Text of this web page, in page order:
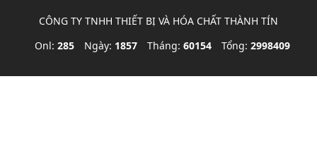
CÔNG TY TNHH THIẾT BỊ VÀ HÓA CHẤT THÀNH TÍN
Onl: 285 Ngày: 1857 Tháng: 60154 Tổng: 2998409